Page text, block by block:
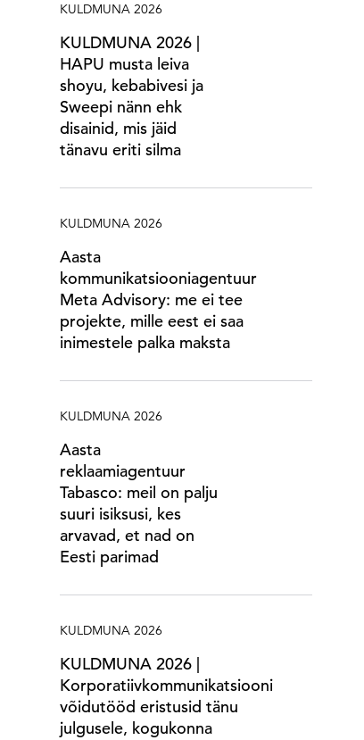
KULDMUNA 2026
KULDMUNA 2026 |
HAPU musta leiva
shoyu, kebabivesi ja
Sweepi nänn ehk
disainid, mis jäid
tänavu eriti silma
KULDMUNA 2026
Aasta
kommunikatsiooniagentuur
Meta Advisory: me ei tee
projekte, mille eest ei saa
inimestele palka maksta
KULDMUNA 2026
Aasta
reklaamiagentuur
Tabasco: meil on palju
suuri isiksusi, kes
arvavad, et nad on
Eesti parimad
KULDMUNA 2026
KULDMUNA 2026 |
Korporatiivkommunikatsiooni
võidutööd eristusid tänu
julgusele, kogukonna